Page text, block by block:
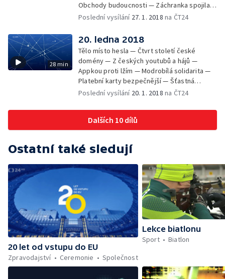
Obchody budoucnosti — Záchranka spojila
síly s Horskou službou — Virtuální proměna
Poslední vysílání 27. 1. 2018 na ČT24
28 min
20. ledna 2018
Tělo místo hesla — Čtvrt století české
domény — Z českých youtubů a hájů —
Appkou proti lžím — Modrobílá solidarita —
Platební karty bezpečnější — Šťastná
babiška — Hledání na sociálních sítích —
Wikipedia skoro plnoletá
Poslední vysílání 20. 1. 2018 na ČT24
Dalších 10 dílů
Ostatní také sledují
20 let od vstupu do EU
Zpravodajství
Ceremonie Společnost
Lekce biatlonu
Sport
Biatlon